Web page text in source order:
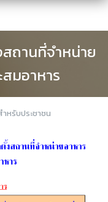
ถานที่จำหน่าย
มอาหาร
หรับประชาชน